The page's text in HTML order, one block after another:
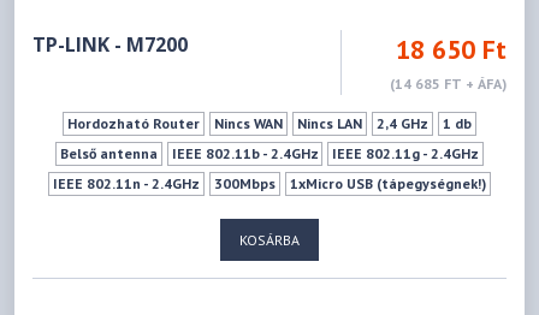
TP-LINK - M7200 18 650 Ft
(14 685 FT + ÁFA)
Hordozható Router Nincs WAN Nincs LAN 2,4 GHz
1 db
Belső antenna
IEEE 802.11b - 2.4GHz
IEEE 802.11g - 2.4GHz
IEEE 802.11n - 2.4GHz
300Mbps
1xMicro USB (tápegységnek!)
KOSÁRBA